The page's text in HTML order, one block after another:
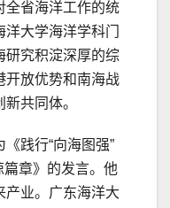
全省海洋工作的统
大学海洋学科门
研究积淀深厚的综
开放优势和南海战
共同体。
践行“向海图强”
篇章》的发言。他
产业。广东海洋大